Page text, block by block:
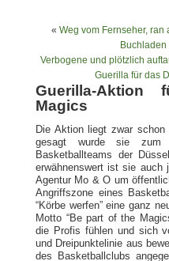
« Weg vom Fernseher, ran
Verbogene und plötzlich
Guerilla für das
Guerilla-Aktion
Magics
Die Aktion liegt zwar
gesagt wurde sie zum
Basketballteams der
erwähnenswert ist sie
Agentur Mo & O um
Angriffszone eines
“Körbe werfen” eine ganz
Motto “Be part of the
die Profis fühlen und sich
und Dreipunktelinie aus
des Basketballclubs